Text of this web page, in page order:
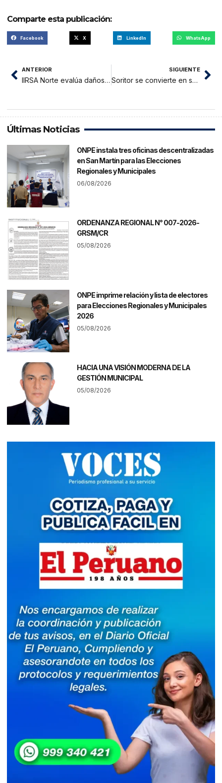
Comparte esta publicación:
Facebook X LinkedIn WhatsApp
ANTERIOR
IIRSA Norte evalúa daños por erosión en viviendas del sector El Edén en La Banda de Shilcayo
SIGUIENTE
Soritor se convierte en sede del primer piloto regional que fortalece liderazgo y salud emocional escolar
Últimas Noticias
ONPE instala tres oficinas descentralizadas
en San Martín para las Elecciones
Regionales y Municipales
06/08/2026
ORDENANZA REGIONAL N° 007-2026-
GRSM/CR
05/08/2026
ONPE imprime relación y lista de electores
para Elecciones Regionales y Municipales
2026
05/08/2026
HACIA UNA VISIÓN MODERNA DE LA
GESTIÓN MUNICIPAL
05/08/2026